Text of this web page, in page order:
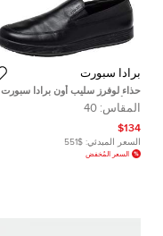
برادا سبورت
حذاء لوفرز سليب أون برادا سبورت
جلد أسود مقاس 40
المقاس: 40
$134
السعر المبدئي: $551
السعر المُخفض